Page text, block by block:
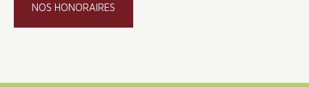
NOS HONORAIRES